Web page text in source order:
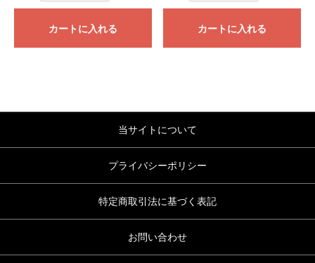
カートに入れる カートに入れる
当サイトについて
プライバシーポリシー
特定商取引法に基づく表記
お問い合わせ